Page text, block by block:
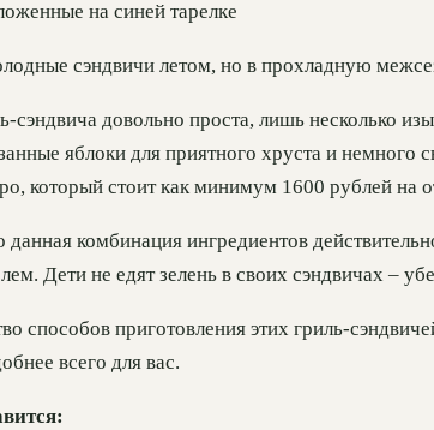
сэндвичи летом, но в прохладную
сэндвича довольно проста, лишь несколько
яблоки для приятного хруста и
который стоит как минимум 1600 рублей на
комбинация ингредиентов
Дети не едят зелень в своих сэндвичах –
способов приготовления этих гриль-
всего для вас.